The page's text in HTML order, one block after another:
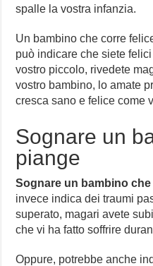
spalle la vostra infanzia.
Un bambino che corre
può indicare che siete
vostro piccolo, rivedete
vostro bambino, lo amate
cresca sano e felice come
Sognare un
piange
Sognare un bambino
invece indica dei traumi
superato, magari avete
che vi ha fatto soffrire
Oppure, potrebbe anche